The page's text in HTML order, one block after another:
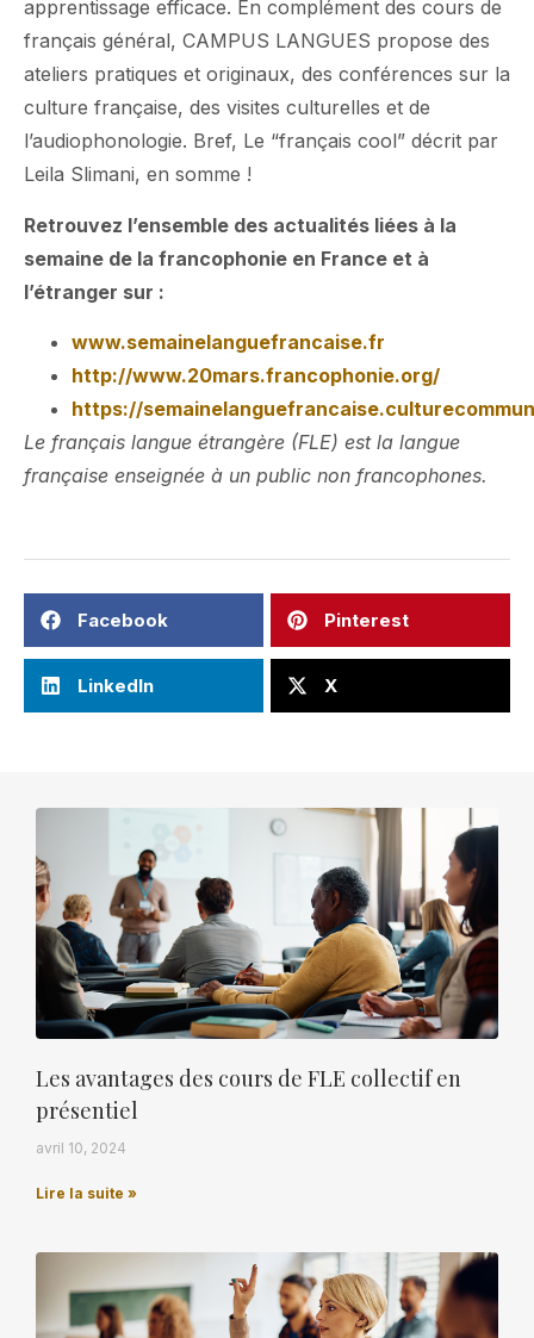
apprentissage efficace. En complément des cours de
français général, CAMPUS LANGUES propose des
ateliers pratiques et originaux, des conférences sur la
culture française, des visites culturelles et de
l’audiophonologie. Bref, Le “français cool” décrit par
Leila Slimani, en somme !
Retrouvez l’ensemble des actualités liées à la
semaine de la francophonie en France et à
l’étranger sur :
www.semainelanguefrancaise.fr
http://www.20mars.francophonie.org/
https://
Le français langue étrangère (FLE) est la langue
française enseignée à un public non francophones.​
Facebook Pinterest
LinkedIn X
Les avantages des cours de FLE collectif en
présentiel
avril 10, 2024
Lire la suite »